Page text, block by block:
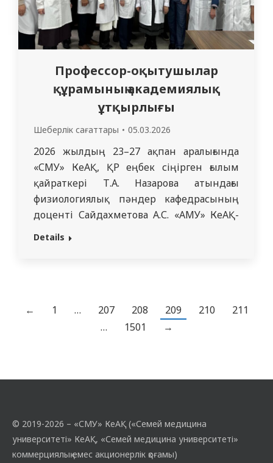
Профессор-оқытушылар
құрамының академиялық
ұтқырлығы
Шеберлік сағаттары 05.03.2026
2026 жылдың 23–27 ақпан аралығында
«СМУ» КеАҚ, ҚР еңбек сіңірген ғылым
қайраткері Т.А. Назарова атындағы
физиологиялық пәндер кафедрасының
доценті Сайдахметова А.С. «АМУ» КеАҚ-
да академиялық ұтқырлық бағдарламасы
«Стоматология» және «Педиатрия» білім
беру бағдарламалары бойынша «Тері,
Details
← 1 … 207 208 209 210
211
…
1501 →
© 2019-2026 – «СМУ» КеАҚ («Семей медицина
университеті» КеАҚ, «Семей медицина университеті»
коммерциялық емес акционерлік қоғамы)